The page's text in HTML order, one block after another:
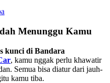
Menunggu Kamu
kunci di Bandara
, kamu nggak perlu khawatir
Semua bisa diatur dari jauh-
kamu tiba.